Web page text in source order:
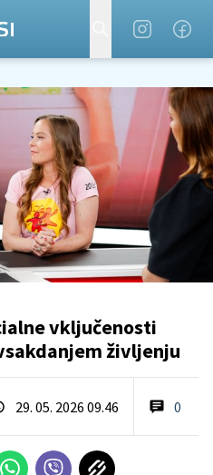
vključenosti
življenju
29. 05. 2026 09.46 0